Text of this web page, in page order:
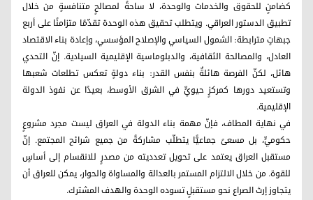
كضامنٍ للحقوق والخدمات والوحدة، لا ساحةً لمصالحٍ متنافسةٍ من خلال
تطبيق الدستور العراقي. ويتطلب تحقيق هذه الوحدة تقدّمًا متزامنًا على أربع
جبهاتٍ مترابطة: الشمول السياسي والإصلاح المؤسسي، وإعادة بناء الاقتصاد
العادل، والمصالحة الثقافية، والدبلوماسية الإقليمية السيادية. إنّ التحدي
هائل، لكنّ الفرصة هائلةٌ بنفس القدر: بناء دولةٍ تعكس تطلعات شعبها
وتستعيد دورها كمركزٍ حيويٍّ في الشرق الأوسط، بعيدًا عن نفوذ الدولة
الإقليمية.
في نهاية المطاف، فإنّ مهمة بناء الدولة في العراق ليست مجرد مشروعٍ
حكوميٍّ، بل مسعىً جماعيًّا يتطلّب مشاركةً من جميع شرائح المجتمع. إنّ
مستقبل العراق يعتمد على تحويل تعدديته من مصدرٍ للانقسام إلى أساسٍ
للقوة. من خلال الالتزام المستمر بالعدالة والمساواة والحوار، يمكن للعراق أن
يتجاوز إرث الصراع نحو مستقبلٍ تسوده الوحدة والهدف المشترك.